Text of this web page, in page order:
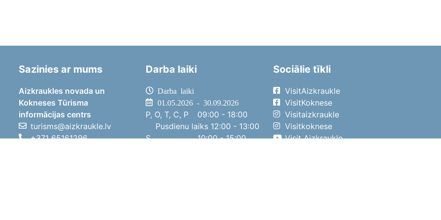
Sazinies ar mums
Aizkraukles novada un
Kokneses Tūrisma
informācijas centrs
turisms@aizkraukle.lv
+371 65161296
Darba laiki
Darba laiki
01.05.2026 - 30.09.2026
P, O, T, C, P
09:00 - 18:00
Pusdienu laiks 12:00 - 13:00
S
10:00 - 15:00
Sociālie tīkli
VisitAizkraukle
VisitKoknese
Visitaizkraukle
Visitkoknese
Visit Aizkraukle